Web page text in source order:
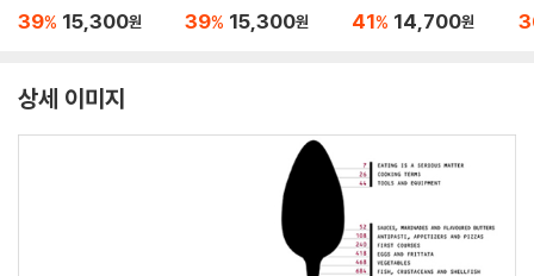
et in a Book (부케북 /
39% 15,300원
This Book Into a Bou
39% 15,300원 41% 14,700원
상세 이미지